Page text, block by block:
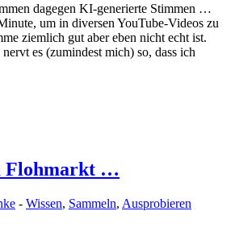
dagegen KI-generierte Stimmen …
um in diversen YouTube-Videos zu
ziemlich gut aber eben nicht echt ist.
es (zumindest mich) so, dass ich
Flohmarkt …
- Wissen, Sammeln, Ausprobieren